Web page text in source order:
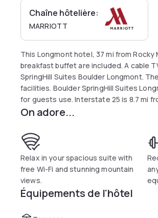
Chaîne hôtelière:
MARRIOTT
This Longmont hotel, 37 mi from Rocky
breakfast buffet are included. A cable
SpringHill Suites Boulder Longmont.
facilities. Boulder SpringHill Suites
for guests use. Interstate 25 is 8.7 mi
University of Colorado at Boulder.
On adore...
Relax in your spacious suite with
free Wi-Fi and stunning mountain
views.
Équipements de l'hôtel